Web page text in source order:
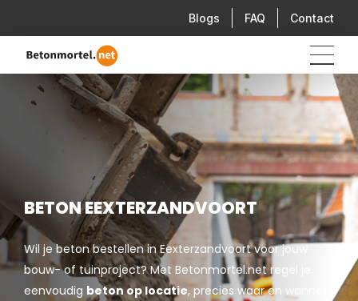
Blogs FAQ Contact
BETON EEXTERZANDVOORT
Wil je beton bestellen in Eexterzandvoort voor jouw
bouw- of tuinproject? Met Betonmortel.net regel je
eenvoudig beton op locatie, precies waar en wanneer